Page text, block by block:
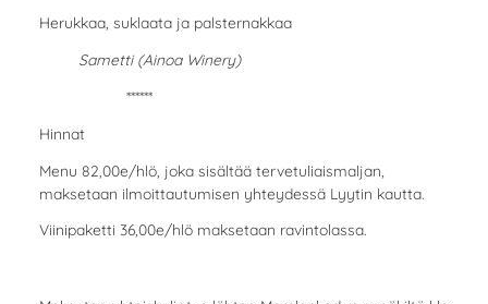
Herukkaa, suklaata ja palsternakkaa
Sametti (Ainoa Winery)
******
Hinnat
Menu 82,00e/hlö, joka sisältää tervetuliaismaljan,
maksetaan ilmoittautumisen yhteydessä Lyytin kautta.
Viinipaketti 36,00e/hlö maksetaan ravintolassa.